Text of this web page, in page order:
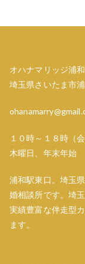
シ
ョ
ン
オハナマリッジ浦和
埼玉県さいたま市
１０時～１８時（
木曜日、年末年始
浦和駅東口。埼玉
婚相談所です。埼
実績豊富な伴走型
ます。